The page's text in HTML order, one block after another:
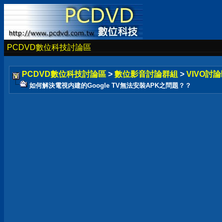
PCDVD數位科技討論區
PCDVD數位科技討論區 > 數位影音討論群組 > VIVO討
如何解決電視内建的Google TV無法安裝APK之問題？？